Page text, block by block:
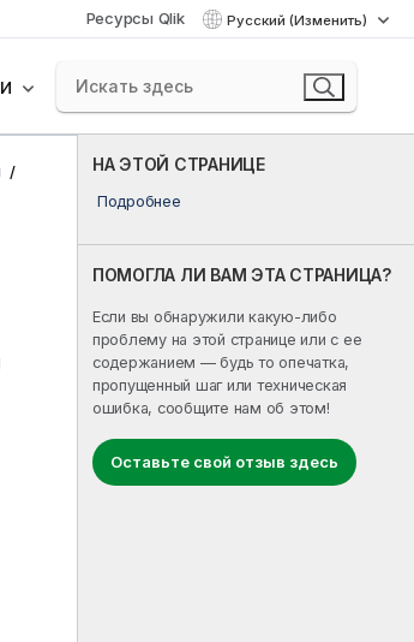
Ресурсы Qlik Русский (Изменить)
НА ЭТОЙ СТРАНИЦЕ
Подробнее
ПОМОГЛА ЛИ ВАМ ЭТА СТРАНИЦА?
Если вы обнаружили какую-либо
проблему на этой странице или с ее
содержанием — будь то опечатка,
пропущенный шаг или техническая
ошибка, сообщите нам об этом!
Оставьте свой отзыв здесь